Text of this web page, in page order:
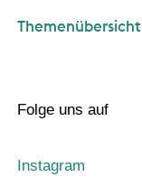
Themenübersicht
Folge uns auf
Instagram